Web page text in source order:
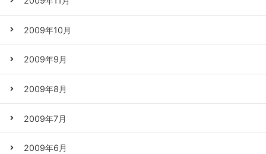
2009年10月
2009年9月
2009年8月
2009年7月
2009年6月